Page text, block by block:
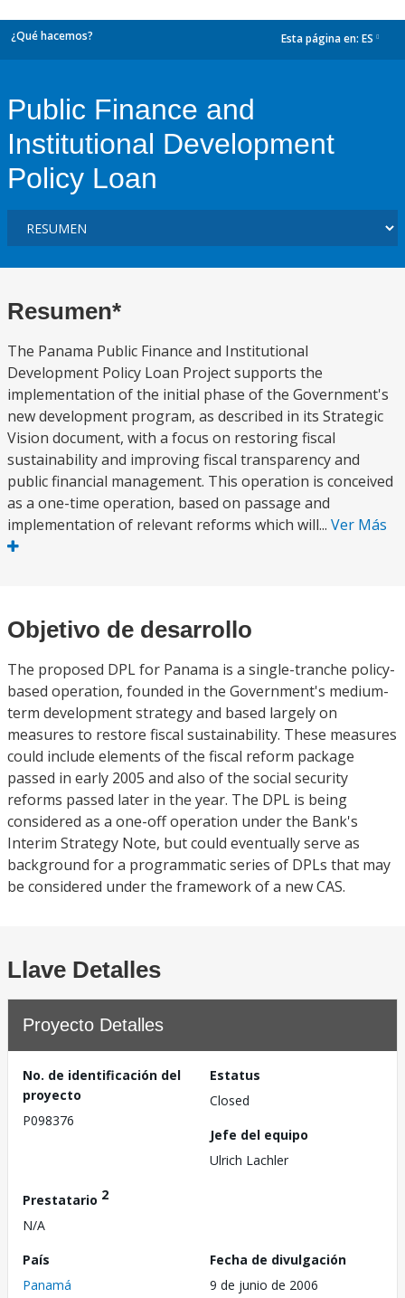
¿Qué hacemos? Esta página en: ES
Public Finance and
Institutional Development
Policy Loan
Resumen*
The Panama Public Finance and Institutional
Development Policy Loan Project supports the
implementation of the initial phase of the Government's
new development program, as described in its Strategic
Vision document, with a focus on restoring fiscal
sustainability and improving fiscal transparency and
public financial management. This operation is conceived
as a one-time operation, based on passage and
implementation of relevant reforms which will... Ver Más
Objetivo de desarrollo
The proposed DPL for Panama is a single-tranche policy-
based operation, founded in the Government's medium-
term development strategy and based largely on
measures to restore fiscal sustainability. These measures
could include elements of the fiscal reform package
passed in early 2005 and also of the social security
reforms passed later in the year. The DPL is being
considered as a one-off operation under the Bank's
Interim Strategy Note, but could eventually serve as
background for a programmatic series of DPLs that may
be considered under the framework of a new CAS.
Llave Detalles
Proyecto Detalles
No. de identificación del
proyecto
P098376
Estatus
Closed
Jefe del equipo
Ulrich Lachler
Prestatario 2
N/A
País
Panamá
Fecha de divulgación
9 de junio de 2006